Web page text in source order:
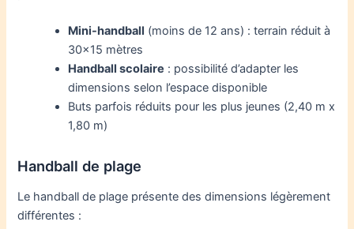
Mini-handball (moins de 12 ans) : terrain réduit à
30×15 mètres
Handball scolaire : possibilité d’adapter les
dimensions selon l’espace disponible
Buts parfois réduits pour les plus jeunes (2,40 m x
1,80 m)
Handball de plage
Le handball de plage présente des dimensions légèrement
différentes :